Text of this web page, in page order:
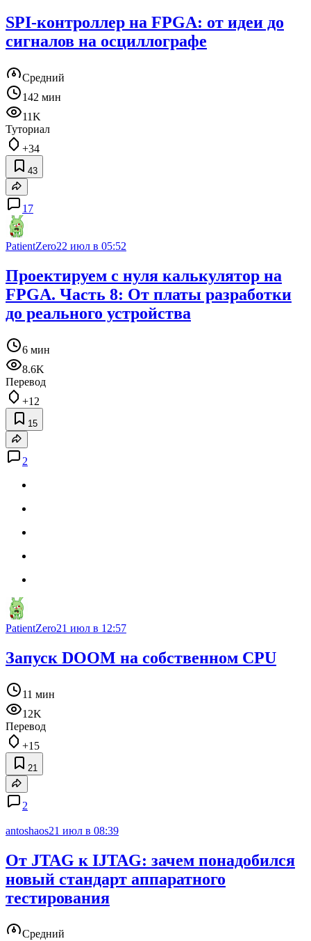
SPI-контроллер на FPGA: от идеи до
сигналов на осциллографе
Средний
142 мин
11K
Туториал
+34
43
17
PatientZero22 июл в 05:52
Проектируем с нуля калькулятор на
FPGA. Часть 8: От платы разработки
до реального устройства
6 мин
8.6K
Перевод
+12
15
2
PatientZero21 июл в 12:57
Запуск DOOM на собственном CPU
11 мин
12K
Перевод
+15
21
2
antoshaos21 июл в 08:39
От JTAG к IJTAG: зачем понадобился
новый стандарт аппаратного
тестирования
Средний